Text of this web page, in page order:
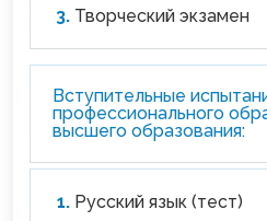
Творческий экзамен
Вступительные
профессионального
высшего образования:
Русский язык (тест)